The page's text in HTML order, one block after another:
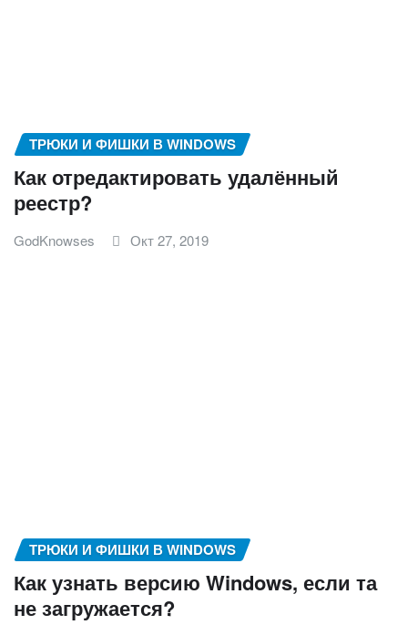
ТРЮКИ И ФИШКИ В WINDOWS
Как отредактировать удалённый
реестр?
GodKnowses Окт 27, 2019
ТРЮКИ И ФИШКИ В WINDOWS
Как узнать версию Windows, если та
не загружается?